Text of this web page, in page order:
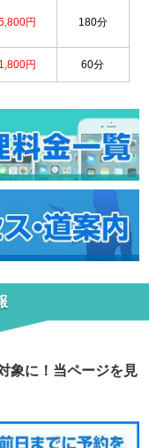
円 180分
円 60分
象に！当ページを見